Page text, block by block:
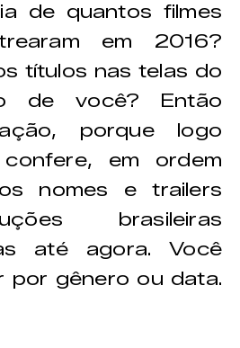
de quantos filmes
em 2016?
títulos nas telas do
de você? Então
porque logo
em ordem
nomes e trailers
brasileiras
até agora. Você
por gênero ou data.